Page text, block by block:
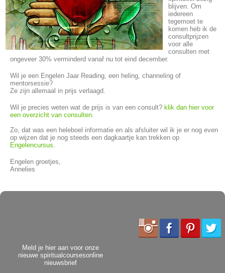
blijven. Om
iedereen
tegemoet te
komen heb ik de
consultprijzen
voor alle
consulten met
ongeveer 30% verminderd vanaf nu tot eind december.
Wil je een Engelen Jaar Reading, een heling, channeling of
mentorsessie?
Ze zijn allemaal in prijs verlaagd.
Wil je precies weten wat de prijs is van een consult? klik dan hier voor
een overzicht van consulten.
Zo, dat was een heleboel informatie en als afsluiter wil ik je er nog even
op wijzen dat je nog steeds een dagkaartje kan trekken op
Engelencursus.
Engelen groetjes,
Annelies
Meld je hier aan voor onze
nieuwe spiritualcoursesonline
nieuwsbrief